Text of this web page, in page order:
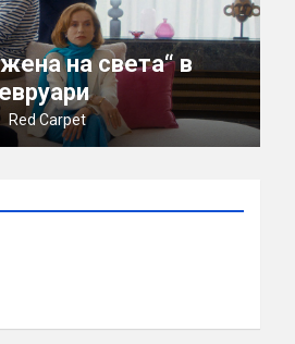
на света“ в
Red Carpet